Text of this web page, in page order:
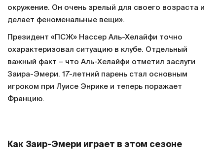
окружение. Он очень зрелый для своего возраста и
делает феноменальные вещи».
Президент «ПСЖ» Нассер Аль-Хелайфи точно
охарактеризовал ситуацию в клубе. Отдельный
важный факт – что Аль-Хелайфи отметил заслуги
Заира-Эмери. 17-летний парень стал основным
игроком при Луисе Энрике и теперь поражает
Францию.
Как Заир-Эмери играет в этом сезоне